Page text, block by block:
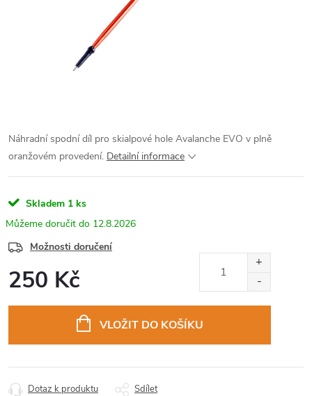
Náhradní spodní díl pro skialpové hole Avalanche EVO v plně
oranžovém provedení. Detailní informace
Skladem 1 ks
12.8.2026
Možnosti doručení
250 Kč
VLOŽIT DO KOŠÍKU
Dotaz k produktu Sdílet